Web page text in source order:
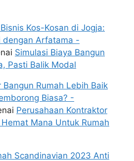
Kos-Kosan di Jogja:
dengan Arfatama -
Simulasi Biaya Bangun
Pasti Balik Modal
Rumah Lebih Baik
Biasa? -
Perusahaan Kontraktor
Mana Untuk Rumah
Scandinavian 2023 Anti